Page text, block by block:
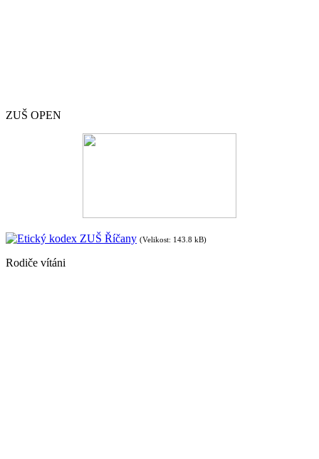
ZUŠ OPEN
Etický kodex ZUŠ Říčany (Velikost: 143.8 kB)
Rodiče vítáni